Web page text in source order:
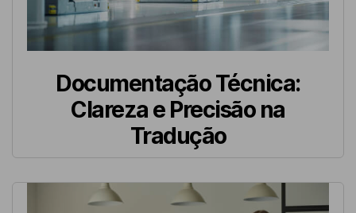
Documentação Técnica:
Clareza e Precisão na
Tradução